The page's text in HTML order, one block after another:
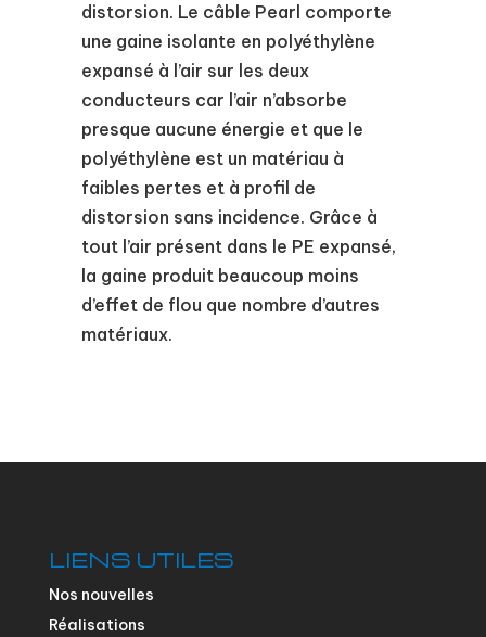
distorsion. Le câble Pearl comporte
une gaine isolante en polyéthylène
expansé à l’air sur les deux
conducteurs car l’air n’absorbe
presque aucune énergie et que le
polyéthylène est un matériau à
faibles pertes et à profil de
distorsion sans incidence. Grâce à
tout l’air présent dans le PE expansé,
la gaine produit beaucoup moins
d’effet de flou que nombre d’autres
matériaux.
LIENS UTILES
Nos nouvelles
Réalisations